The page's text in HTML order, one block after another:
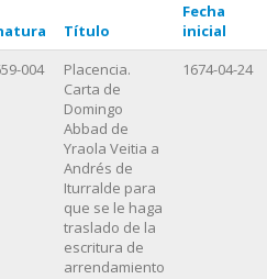
Título
Fecha
inicial
004
Placencia.
Carta de
Domingo
Abbad de
Yraola Veitia a
Andrés de
Iturralde para
que se le haga
traslado de la
escritura de
arrendamiento
1674-04-24